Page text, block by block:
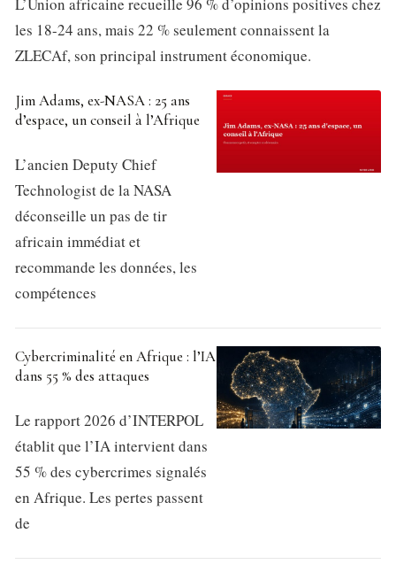
les 18-24 ans, mais 22 % seulement connaissent la
ZLECAf, son principal instrument économique.
Jim Adams, ex-NASA : 25 ans
d’espace, un conseil à l’Afrique
L’ancien Deputy Chief
Technologist de la NASA
déconseille un pas de tir
africain immédiat et
recommande les données, les
compétences
Cybercriminalité en Afrique : l’IA
dans 55 % des attaques
Le rapport 2026 d’INTERPOL
établit que l’IA intervient dans
55 % des cybercrimes signalés
en Afrique. Les pertes passent
de